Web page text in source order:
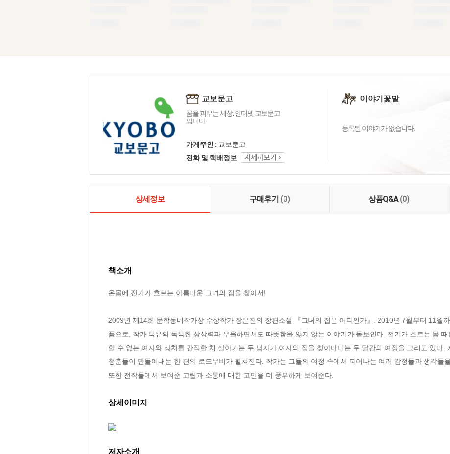
교보문고
꿈을 피우는 세상, 인터넷 교보문고
입니다.
가게주인 : 교보문고
전화 및 택배정보
이야기꽃밭
등록된 이야기가 없습니다.
상세정보 구매후기 (0) 상품Q&A(0)
책소개
온몸에 전기가 흐르는 아름다운 그녀의 집을 찾아서!
2009년 제14회 문학동네작가상 수상작가 장은진의 장편소설 『그녀의 집은 어디인가』. 2010년 7월부터 11월
품으로, 작가 특유의 독특한 상상력과 우울하면서도 따뜻함을 잃지 않는 이야기가 돋보인다. 전기가 흐르는 몸
할 수 없는 여자와 상처를 간직한 채 살아가는 두 남자가 여자의 집을 찾아다니는 두 달간의 여정을 그리고 있다.
청춘들이 만들어내는 한 편의 로드무비가 펼쳐진다. 작가는 그들의 여정 속에서 피어나는 여러 감정들과 생각들
또한 전작들에서 보여준 고립과 소통에 대한 고민을 더 풍부하게 보여준다.
상세이미지
저자소개